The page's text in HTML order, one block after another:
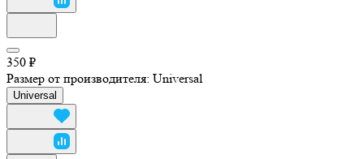
350 ₽
Размер от производителя: Universal
Universal